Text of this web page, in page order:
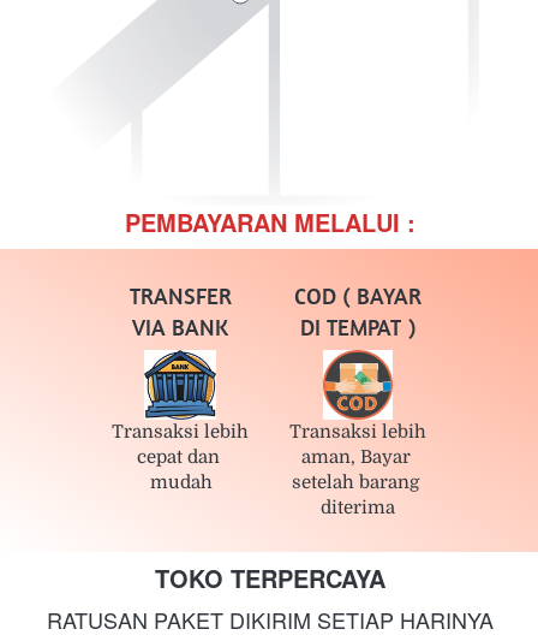
PEMBAYARAN MELALUI :
TRANSFER
VIA BANK
Transaksi lebih
cepat dan
mudah
COD ( BAYAR
DI TEMPAT )
Transaksi lebih
aman, Bayar
setelah barang
diterima
TOKO TERPERCAYA
RATUSAN PAKET DIKIRIM SETIAP HARINYA